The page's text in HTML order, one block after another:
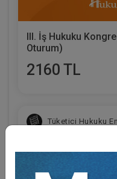
III. İş Hukuku
Oturum)
2160 TL
Tüketici Hukuku